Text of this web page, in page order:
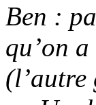
Ben :
qu’on
(l’autre